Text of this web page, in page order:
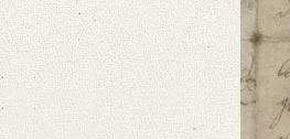
Classification Number:
Number of Pages: 4 S. auf
Language